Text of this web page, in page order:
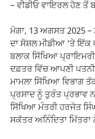
– ਵੀਡੀਓ ਵਾਇਰਲ ਹੋਣ ਤੋਂ
ਮੋਗਾ, 13 ਅਗਸਤ 2025 –
ਦਾ ਸੋਸ਼ਲ ਮੀਡੀਆ ‘ਤੇ ਇੱਕ
ਬਲਾਕ ਸਿੱਖਿਆ
ਦਫ਼ਤਰ ਵਿੱਚ ਆਪਣੀ ਪਤਨੀ
ਮਾਮਲਾ ਸਿੱਖਿਆ ਵਿਭਾਗ
ਪ੍ਰਸਾਦ ਨੂੰ ਤੁਰੰਤ ਪ੍ਰਭਾਵ
ਸਿੱਖਿਆ ਮੰਤਰੀ ਹਰਜੋਤ
ਸਕੱਤਰ ਅਨਿੰਦਿਤਾ ਮਿੱਤਰਾ